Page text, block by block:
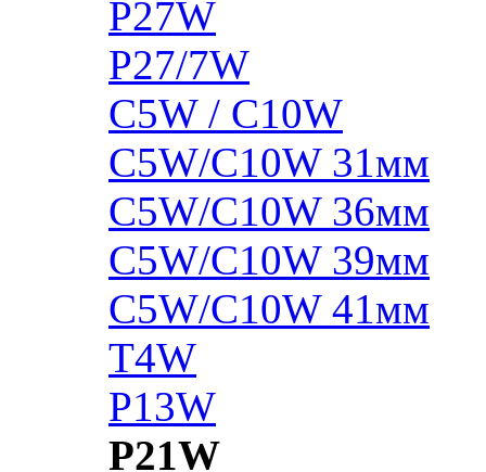
P27W
P27/7W
C5W / C10W
C5W/C10W 31мм
C5W/C10W 36мм
C5W/C10W 39мм
C5W/C10W 41мм
T4W
P13W
P21W